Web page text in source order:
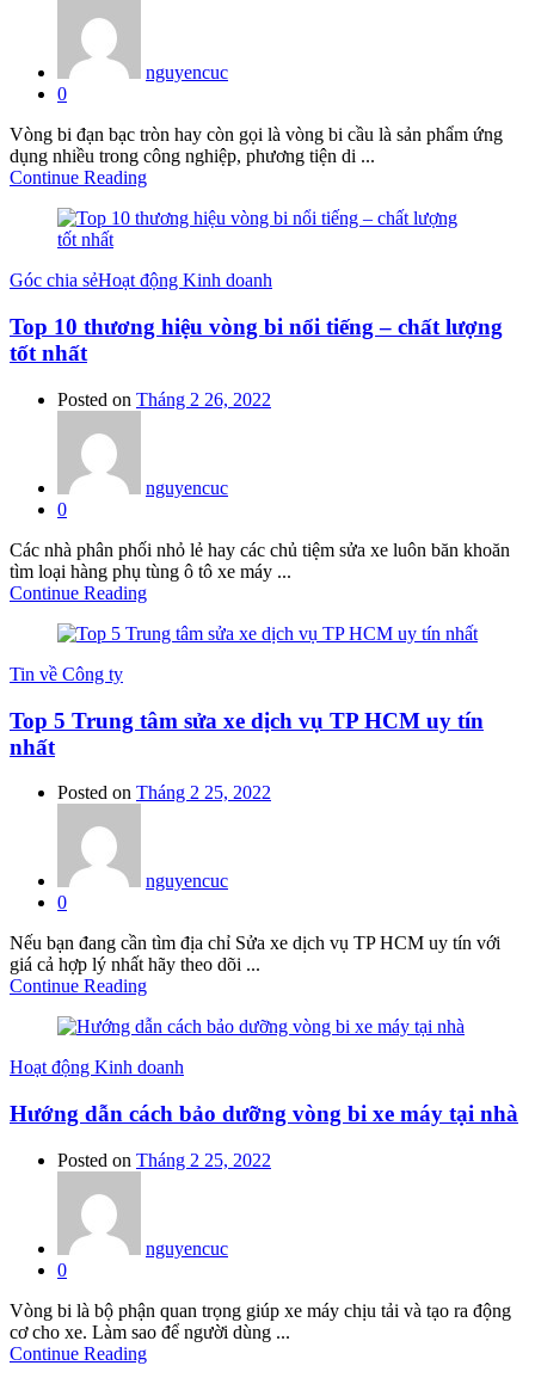
nguyencuc
0
Vòng bi đạn bạc tròn hay còn gọi là vòng bi cầu là sản phẩm ứng
dụng nhiều trong công nghiệp, phương tiện di ...
Continue Reading
Góc chia sẻHoạt động Kinh doanh
Top 10 thương hiệu vòng bi nổi tiếng – chất lượng
tốt nhất
Posted on Tháng 2 26, 2022
nguyencuc
0
Các nhà phân phối nhỏ lẻ hay các chủ tiệm sửa xe luôn băn khoăn
tìm loại hàng phụ tùng ô tô xe máy ...
Continue Reading
Tin về Công ty
Top 5 Trung tâm sửa xe dịch vụ TP HCM uy tín
nhất
Posted on Tháng 2 25, 2022
nguyencuc
0
Nếu bạn đang cần tìm địa chỉ Sửa xe dịch vụ TP HCM uy tín với
giá cả hợp lý nhất hãy theo dõi ...
Continue Reading
Hoạt động Kinh doanh
Hướng dẫn cách bảo dưỡng vòng bi xe máy tại nhà
Posted on Tháng 2 25, 2022
nguyencuc
0
Vòng bi là bộ phận quan trọng giúp xe máy chịu tải và tạo ra động
cơ cho xe. Làm sao để người dùng ...
Continue Reading